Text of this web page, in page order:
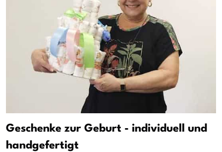
Geschenke zur Geburt - individuell und
handgefertigt